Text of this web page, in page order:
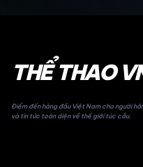
THỂ THAO
Điểm đến hàng đầu Việt Nam cho người
và tin tức toàn diện về thế giới túc cầu.